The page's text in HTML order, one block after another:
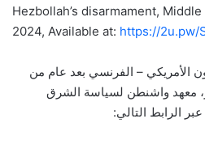
Hezbollah’s disarmament,
2024, Available at: https://2u.pw/
الأمريكي – الفرنسي بعد عام من
معهد واشنطن لسياسة الشرق